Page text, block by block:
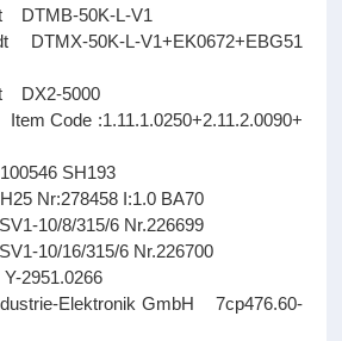
DTMB-50K-L-V1
50K-L-V1+EK0672+EBG51
DX2-5000
Code :1.11.1.0250+2.11.2.0090+
SH193
Nr:278458 I:1.0 BA70
10/8/315/6 Nr.226699
10/16/315/6 Nr.226700
2951.0266
Elektronik GmbH 7cp476.60-